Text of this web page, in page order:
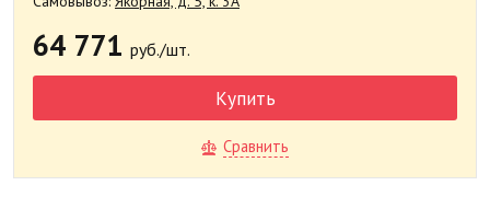
64 771 руб./шт.
Купить
Сравнить